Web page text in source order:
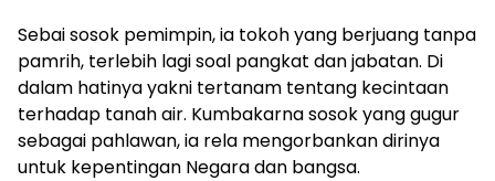
Sebai sosok pemimpin, ia tokoh yang berjuang tanpa
pamrih, terlebih lagi soal pangkat dan jabatan. Di
dalam hatinya yakni tertanam tentang kecintaan
terhadap tanah air. Kumbakarna sosok yang gugur
sebagai pahlawan, ia rela mengorbankan dirinya
untuk kepentingan Negara dan bangsa.